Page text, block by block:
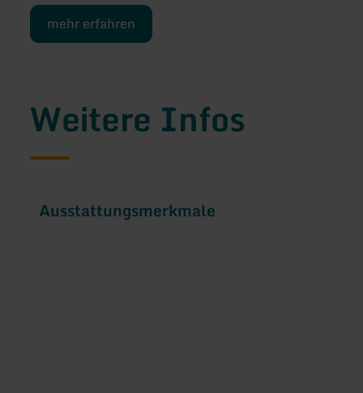
mehr erfahren
Weitere Infos
Ausstattungsmerkmale